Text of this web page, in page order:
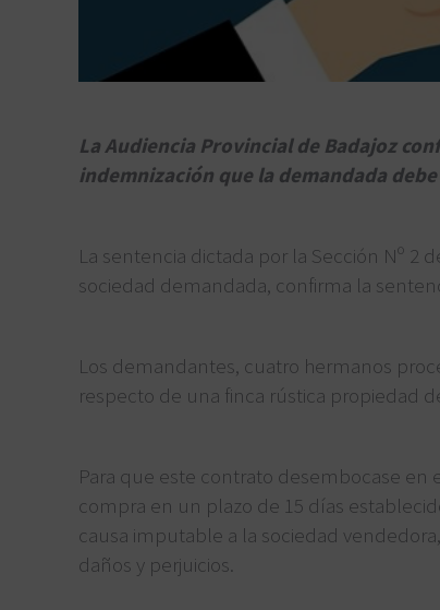
La Audiencia Provincial de Badajoz
indemnización que la demandada
La sentencia dictada por la Sección Nº 2
sociedad demandada, confirma la
Los demandantes, cuatro hermanos
respecto de una finca rústica propiedad
Para que este contrato desembocase
compra en un plazo de 15 días
causa imputable a la sociedad
daños y perjuicios.